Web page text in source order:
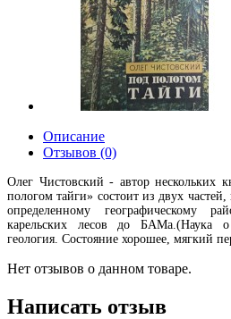
Описание
Отзывов (0)
Олег Чистовский - автор нескольких
пологом тайги» состоит из двух
определенному
карельских лесов до БАМа.(Наука
геология. Состояние хорошее, мягкий
Нет отзывов о данном товаре.
Написать отзыв